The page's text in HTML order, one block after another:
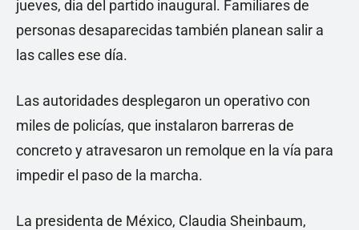
jueves, dia del partido inaugural. Familiares de
personas desaparecidas también planean salir a
las calles ese día.
Las autoridades desplegaron un operativo con
miles de policías, que instalaron barreras de
concreto y atravesaron un remolque en la vía para
impedir el paso de la marcha.
La presidenta de México, Claudia Sheinbaum,